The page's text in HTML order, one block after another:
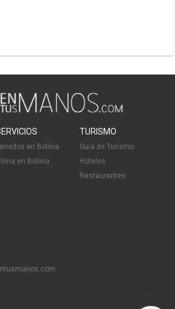
en Bolivia
en Bolivia
TURISMO
Guía de Turismo
Hoteles
Restaurantes